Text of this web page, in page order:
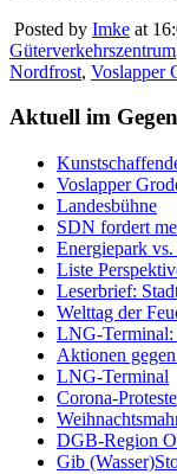
Posted by Imke at
Güterverkehrszentrum
Nordfrost, Voslapper
Aktuell im
Voslapper
Landesbühne
SDN fordert
Energiepark
Liste
Leserbrief:
Welttag der
LNG-Terminal:
Aktionen
LNG-Terminal
Corona-Proteste
DGB-Region
Gib